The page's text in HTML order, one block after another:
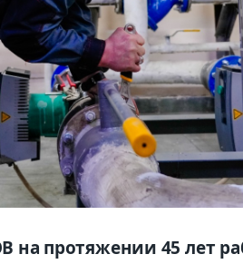
протяжении 45 лет